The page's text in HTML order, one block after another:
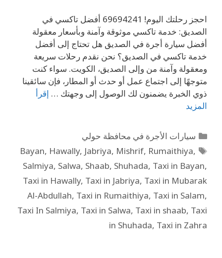
احجز رحلتك اليوم! 69694241 أفضل تاكسي في
الصديق: خدمة تاكسي موثوقة وآمنة وبأسعار معقولة
أفضل سيارة أجرة في الصديق هل تحتاج إلى أفضل
خدمة تاكسي في الصديق؟ نحن نقدم رحلات سريعة
ومعقولة وآمنة من وإلى الصديق، الكويت. سواء كنت
متوجهًا إلى اجتماع عمل أو حدث أو المطار، فإن سائقينا
ذوي الخبرة يضمنون لك الوصول إلى وجهتك … إقرأ
المزيد
سيارات الأجرة في محافظة حولي
Bayan, Hawally, Jabriya, Mishrif, Rumaithiya,
Salmiya, Salwa, Shaab, Shuhada, Taxi in Bayan,
Taxi in Hawally, Taxi in Jabriya, Taxi in Mubarak
Al-Abdullah, Taxi in Rumaithiya, Taxi in Salam,
Taxi In Salmiya, Taxi in Salwa, Taxi in shaab, Taxi
in Shuhada, Taxi in Zahra